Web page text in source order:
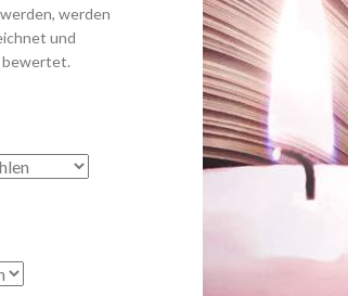
werden
und
bewertet.